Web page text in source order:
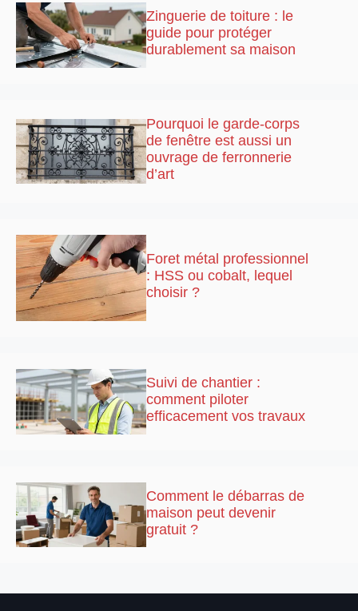
Zinguerie de toiture : le
guide pour protéger
durablement sa maison
Pourquoi le garde-corps
de fenêtre est aussi un
ouvrage de ferronnerie
d’art
Foret métal professionnel
: HSS ou cobalt, lequel
choisir ?
Suivi de chantier :
comment piloter
efficacement vos travaux
Comment le débarras de
maison peut devenir
gratuit ?